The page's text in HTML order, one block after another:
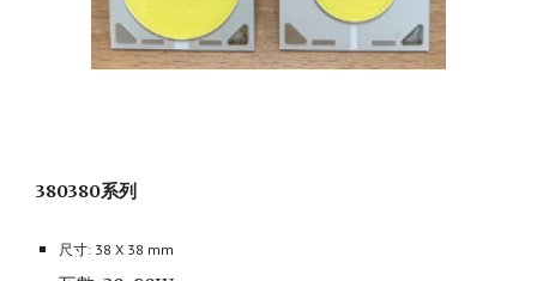
380380系列
尺寸: 38 X 38 mm